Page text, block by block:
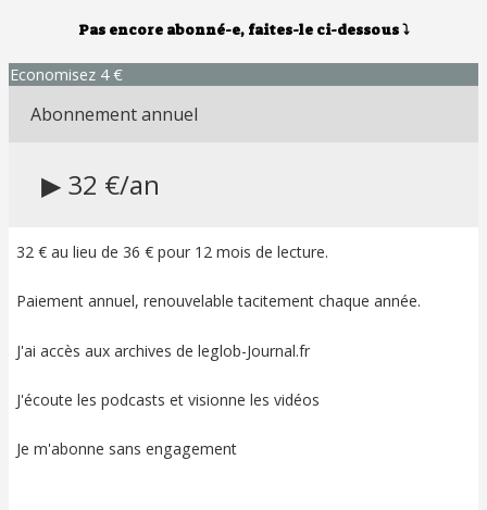
Pas encore abonné-e, faites-le ci-dessous⤵
Economisez 4 €
Abonnement annuel
▶ 32 €/an
32 € au lieu de 36 € pour 12 mois de lecture.
Paiement annuel, renouvelable tacitement chaque année.
J'ai accès aux archives de leglob-Journal.fr
J'écoute les podcasts et visionne les vidéos
Je m'abonne sans engagement